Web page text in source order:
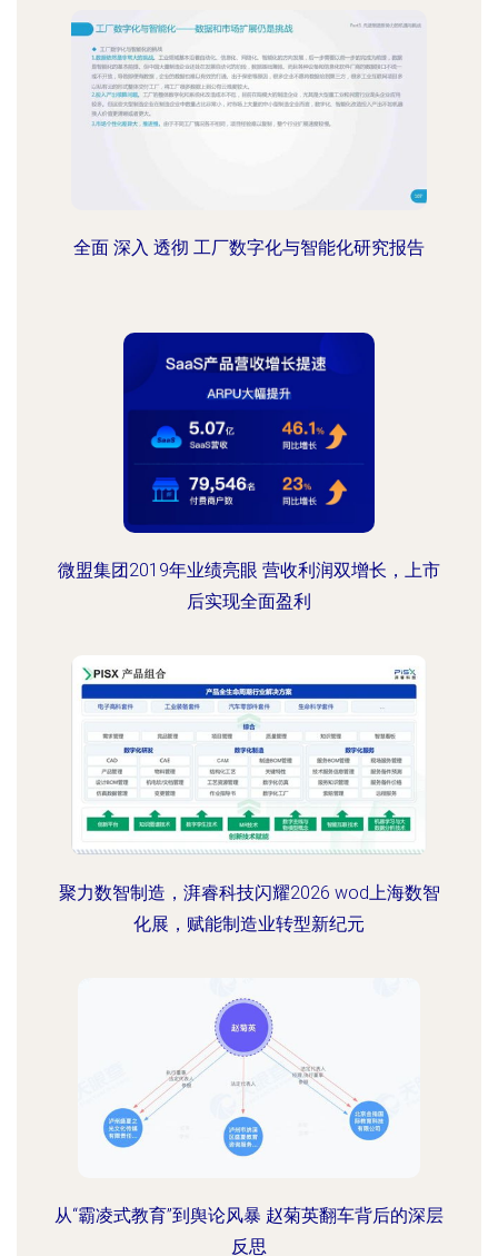
全面 深入 透彻 工厂数字化与智能化研究报告
微盟集团2019年业绩亮眼 营收利润双增长，上市
后实现全面盈利
聚力数智制造，湃睿科技闪耀2026 wod上海数智
化展，赋能制造业转型新纪元
从“霸凌式教育”到舆论风暴 赵菊英翻车背后的深层
反思